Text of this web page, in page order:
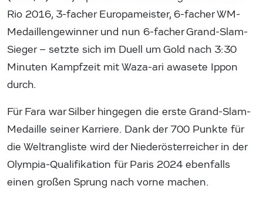
Rio 2016, 3-facher Europameister, 6-facher WM-
Medaillengewinner und nun 6-facher Grand-Slam-
Sieger – setzte sich im Duell um Gold nach 3:30
Minuten Kampfzeit mit Waza-ari awasete Ippon
durch.
Für Fara war Silber hingegen die erste Grand-Slam-
Medaille seiner Karriere. Dank der 700 Punkte für
die Weltrangliste wird der Niederösterreicher in der
Olympia-Qualifikation für Paris 2024 ebenfalls
einen großen Sprung nach vorne machen.